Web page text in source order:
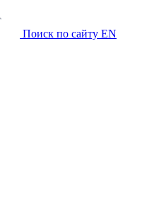
Поиск по сайту EN